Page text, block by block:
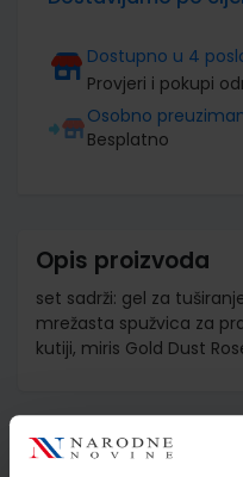
Dostupno u 4
Provjeri i pokupi
Osobno
Besplatno
Opis proizvoda
set sadrži: gel za
mrežasta spužvica za
kutiji, miris Gold Dust
Detalji proizvoda